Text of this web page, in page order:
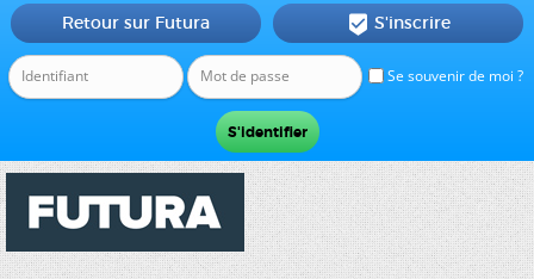
Se souvenir de moi ?
Retour sur Futura  S'inscrire